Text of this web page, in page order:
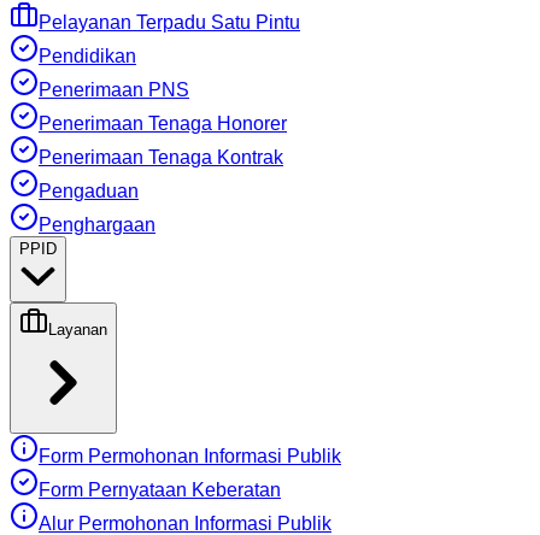
Pelayanan Terpadu Satu Pintu
Pendidikan
Penerimaan PNS
Penerimaan Tenaga Honorer
Penerimaan Tenaga Kontrak
Pengaduan
Penghargaan
PPID
Layanan
Form Permohonan Informasi Publik
Form Pernyataan Keberatan
Alur Permohonan Informasi Publik